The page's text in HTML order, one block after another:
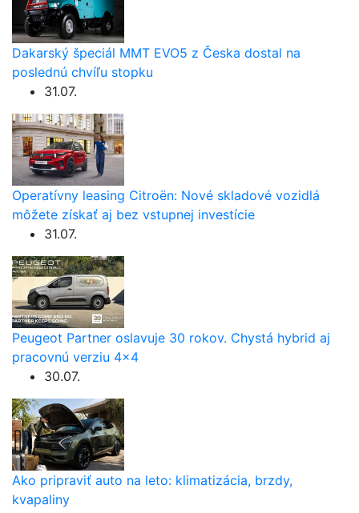
Dakarský špeciál MMT EVO5 z Česka dostal na
poslednú chvíľu stopku
31.07.
Operatívny leasing Citroën: Nové skladové vozidlá
môžete získať aj bez vstupnej investície
31.07.
Peugeot Partner oslavuje 30 rokov. Chystá hybrid aj
pracovnú verziu 4×4
30.07.
Ako pripraviť auto na leto: klimatizácia, brzdy,
kvapaliny